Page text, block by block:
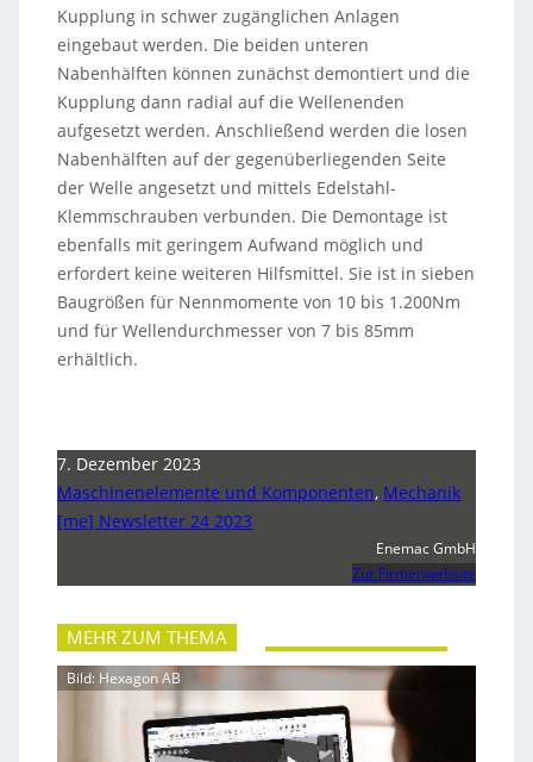
Kupplung in schwer zugänglichen Anlagen
eingebaut werden. Die beiden unteren
Nabenhälften können zunächst demontiert und die
Kupplung dann radial auf die Wellenenden
aufgesetzt werden. Anschließend werden die losen
Nabenhälften auf der gegenüberliegenden Seite
der Welle angesetzt und mittels Edelstahl-
Klemmschrauben verbunden. Die Demontage ist
ebenfalls mit geringem Aufwand möglich und
erfordert keine weiteren Hilfsmittel. Sie ist in sieben
Baugrößen für Nennmomente von 10 bis 1.200Nm
und für Wellendurchmesser von 7 bis 85mm
erhältlich.
7. Dezember 2023
Maschinenelemente und Komponenten, Mechanik
[me] Newsletter 24 2023
Enemac GmbH
Zur Firmenwebsite
MEHR ZUM THEMA
Bild: Hexagon AB